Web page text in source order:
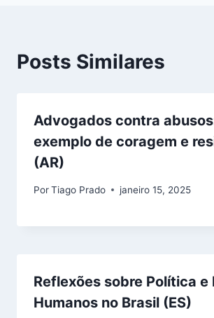
Posts Similares
Advogados contra
exemplo de coragem e
(AR)
PorTiago Prado janeiro 15, 2025
Reflexões sobre Política e
Humanos no Brasil (ES)